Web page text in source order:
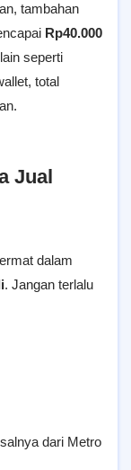
tambahan
Rp40.000
seperti
total
Jual
dalam
. Jangan terlalu
dari Metro